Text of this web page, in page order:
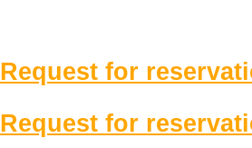
Request for
Request for